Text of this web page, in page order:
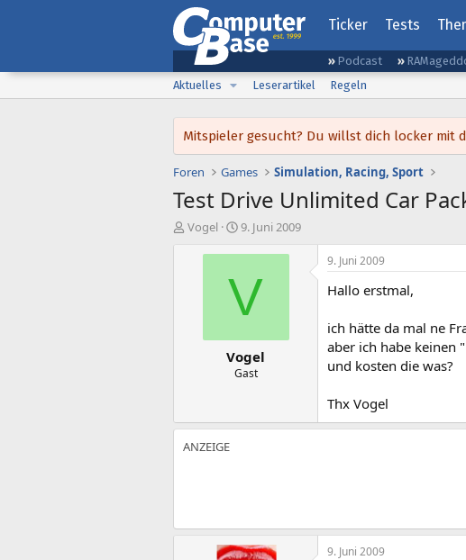
Ticker Tests
Podcast
Aktuelles
Leserartikel Regeln
Mitspieler gesucht? Du willst dich locker mit
Foren Games Simulation, Racing, Sport
Test Drive Unlimited Car
E
Vogel
E
s
l
t
a
m
9. Juni 2009
V
Vogel
Gast
9. Juni 2009
Hallo erstmal,
ich hätte da mal ne
aber ich habe keinen
und kosten die was?
Thx Vogel
9. Juni 2009